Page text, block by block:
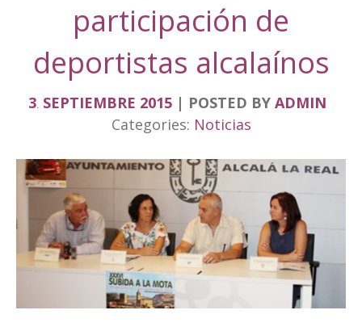
participación de
deportistas alcalaínos
3. SEPTIEMBRE 2015 POSTED BY ADMIN
Categories: Noticias